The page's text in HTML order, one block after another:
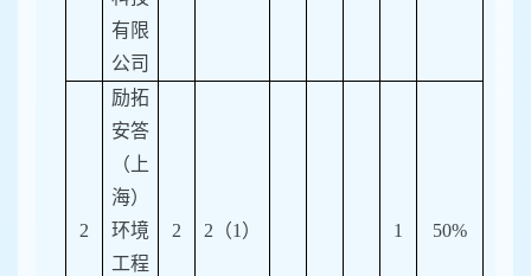
有限
公司
2
励拓
安答
（上
海）
环境
工程
2 2 （1 ） 1 50%